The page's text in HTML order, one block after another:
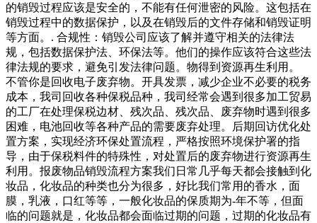
的销毁过程应该是安全的，不能有任何泄密的风险。这包括在
销毁过程中的数据保护，以及在销毁后的文件存储和销毁证明
等方面。. 合规性：销毁公司应该了解并遵守相关的法律法
规，包括数据保护法、环保法等。他们的操作应该符合这些法
律法规的要求，避免引发法律问题。物得到资源再生利用。
不管你是回收电子废弃物。开具发票，减少企业不必要的税务
成本，我司回收各种保税品种，我司经常会遇到很多加工贸易
的工厂在处理保税边材、残次品、残次品、废弃物时遇到很多
困难，电池回收等各种产品的需要废弃处理。后期回访优化处
置方案，实现经济环保处置流程，严格按照环境保护署的指
导，由于保税料件的特殊性，对处置后的废弃物进行资源再生
利用。报废物品销毁流程方案我们日常几乎每天都会接触到化
妆品，化妆品的种类也分为很多，好比我们常用的香水，面
膜，乳液，口红等等，一般化妆品的保质期为-年不等，但面
临的问题就是，化妆品都会面临过期的问题，过期的化妆品有